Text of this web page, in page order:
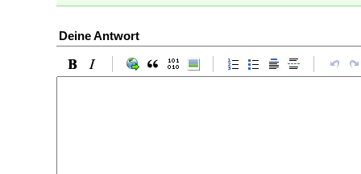
Deine Antwort